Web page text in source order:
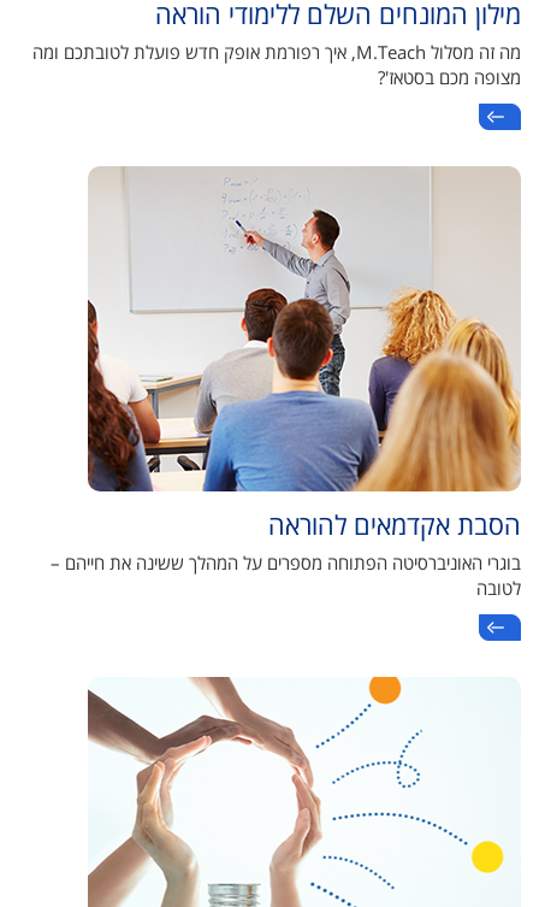
מילון המונחים השלם ללימודי הוראה
מה זה מסלול M.Teach, איך רפורמת אופק חדש פועלת לטובתכם ומה
מצופה מכם בסטאז'?
הסבת אקדמאים להוראה
בוגרי האוניברסיטה הפתוחה מספרים על המהלך ששינה את חייהם –
לטובה